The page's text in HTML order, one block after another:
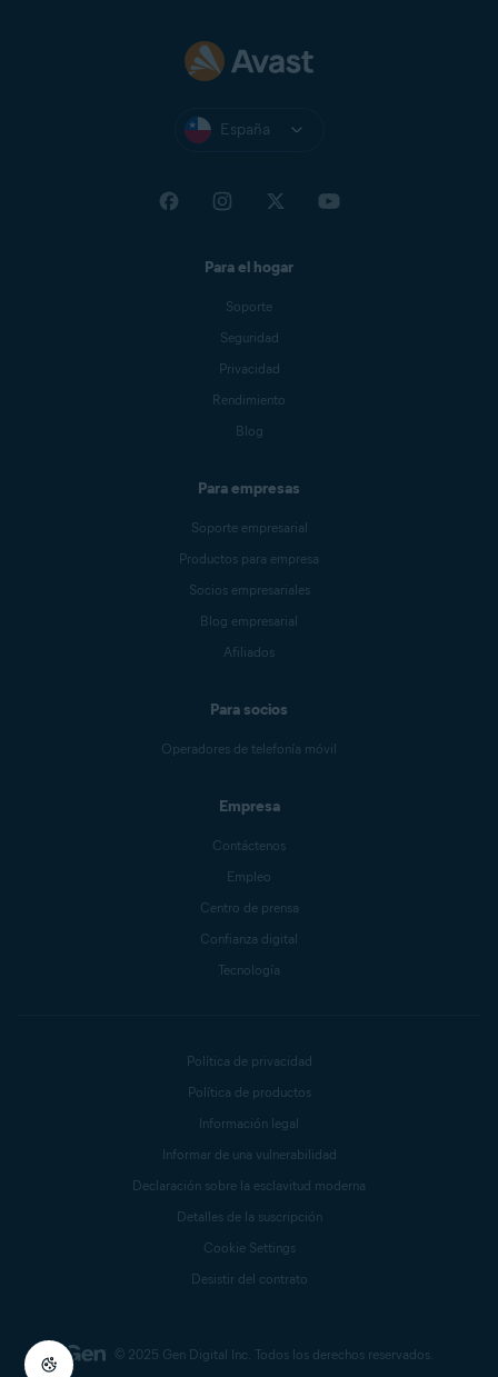
España
Para el hogar
Soporte
Seguridad
Privacidad
Rendimiento
Blog
Para empresas
Soporte empresarial
Productos para empresa
Socios empresariales
Blog empresarial
Afiliados
Para socios
Operadores de telefonía móvil
Empresa
Contáctenos
Empleo
Centro de prensa
Confianza digital
Tecnología
© 2025 Gen Digital Inc. Todos los derechos reservados.
Política de privacidad
Política de productos
Información legal
Informar de una vulnerabilidad
Declaración sobre la esclavitud moderna
Detalles de la suscripción
Cookie Settings
Desistir del contrato